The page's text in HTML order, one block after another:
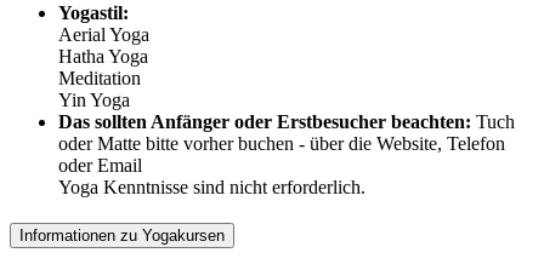
Yogastil:
Aerial Yoga
Hatha Yoga
Meditation
Yin Yoga
Das sollten Anfänger oder Erstbesucher beachten: Tuch
oder Matte bitte vorher buchen - über die Website, Telefon
oder Email
Yoga Kenntnisse sind nicht erforderlich.
Informationen zu Yogakursen